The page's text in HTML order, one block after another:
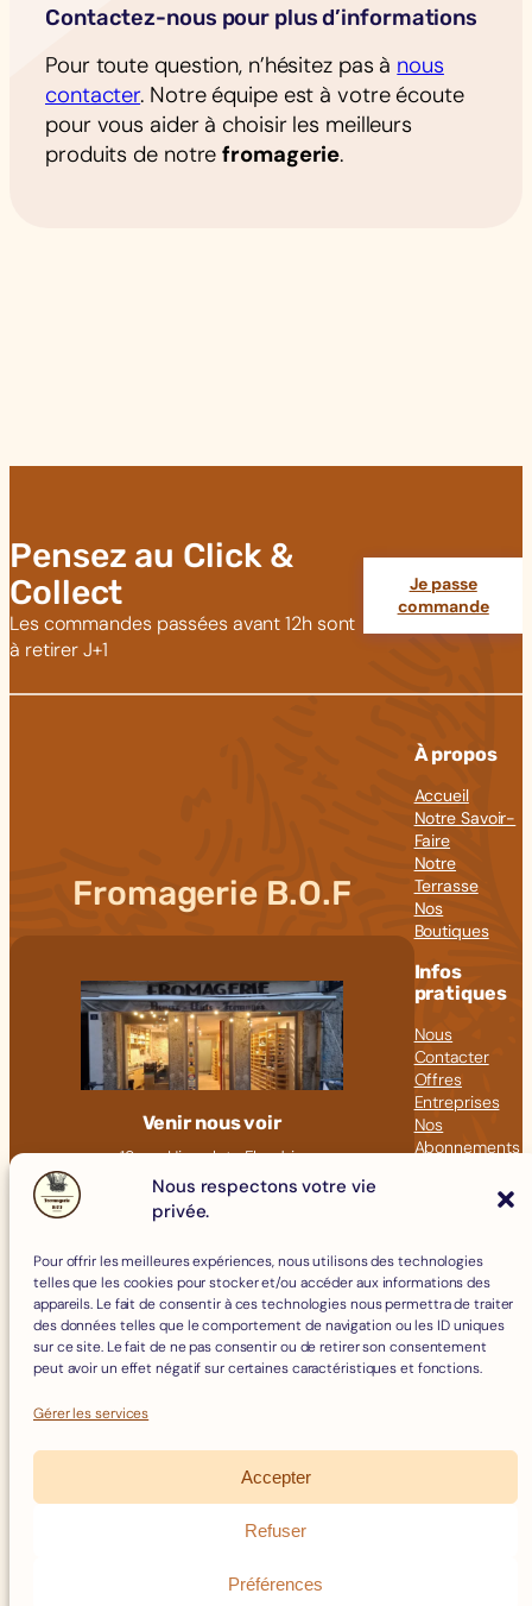
Nous respectons votre vie
privée.
Pour offrir les meilleures expériences, nous utilisons des technologies
telles que les cookies pour stocker et/ou accéder aux informations des
appareils. Le fait de consentir à ces technologies nous permettra de traiter
des données telles que le comportement de navigation ou les ID uniques
sur ce site. Le fait de ne pas consentir ou de retirer son consentement
peut avoir un effet négatif sur certaines caractéristiques et fonctions.
Gérer les services
Accepter
Refuser
Préférences
Contactez-nous pour plus d’informations
Pour toute question, n’hésitez pas à nous
contacter. Notre équipe est à votre écoute
pour vous aider à choisir les meilleurs
produits de notrefromagerie.
Pensez au Click &
Collect
Les commandes passées avant 12h sont
à retirer J+1
Je passe
commande
Fromagerie B.O.F
Venir nous voir
18 rue Hippolyte Flandrin
69001 LYON
09 82 23 41 60
À propos
Accueil
Notre Savoir-
Faire
Notre
Terrasse
Nos
Boutiques
Infos
pratiques
Nous
Contacter
Offres
Entreprises
Nos
Abonnements
Fromages
Boissons
Charcuterie
Épicerie Fine
Crèmerie
Mentions Légales
Remboursements et Retours